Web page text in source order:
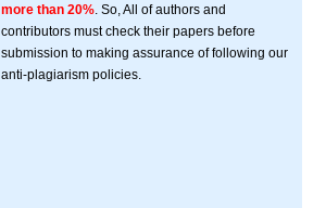
more than 20% . So, All of authors and
contributors must check their papers before
submission to making assurance of following our
anti-plagiarism policies.